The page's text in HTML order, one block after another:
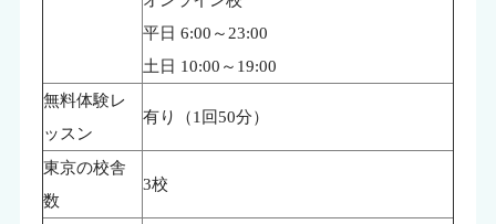
平日 6:00～23:00
土日 10:00～19:00
無料体験レ
ッスン
有り（1回50分）
東京の校舎
数
3校